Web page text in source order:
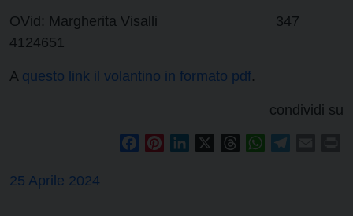
OVid: Margherita Visalli 347
4124651
A questo link il volantino in formato pdf.
condividi su
FacebookPinterestLinkedIn ThreadsWhatsApp
25 Aprile 2024